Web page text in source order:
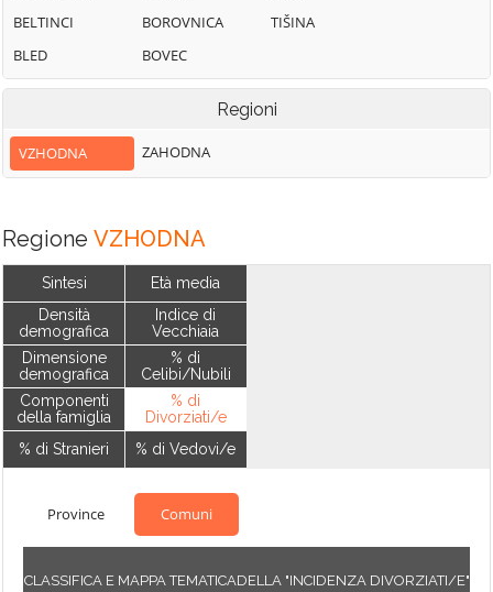
BELTINCI
BLED
BOROVNICA
BOVEC
TIŠINA
Regioni
VZHODNA ZAHODNA
Regione VZHODNA
Sintesi
Densità
demografica
Dimensione
demografica
Componenti
della famiglia
% di Stranieri
Età media
Indice di
Vecchiaia
% di
Celibi/Nubili
% di
Divorziati/e
% di Vedovi/e
Province Comuni
CLASSIFICA E MAPPA TEMATICADELLA "INCIDENZA DIVORZIATI/E"